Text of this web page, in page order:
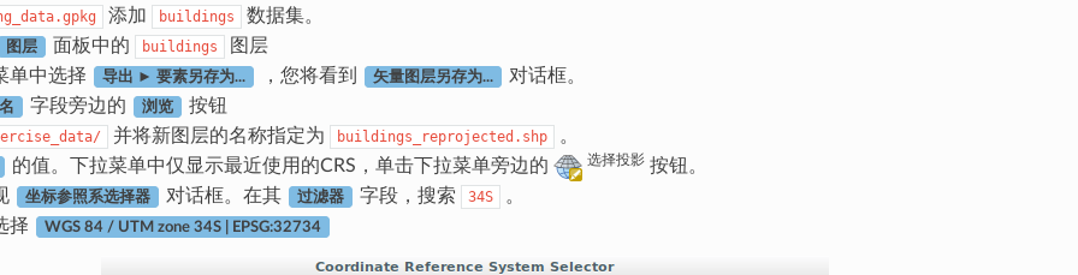
添加 buildings 数据集。
图层 面板中的 buildings
图层
单中选择
导出 ► 要素另存为... ，您将看到 矢量图层另存为... 对话框。
字段旁边的 浏览 按钮
并将新图层的名称指定为 buildings_reprojected.shp
。
的值。下拉菜单中仅显示最近使用的CRS，单击下拉菜单旁边的
选择投影按钮。
坐标参照系选择器 对话框。在其 过滤器 字段，搜索 34S
。
择
WGS 84 / UTM zone 34S | EPSG:32734